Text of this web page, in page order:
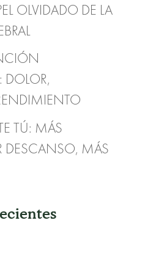
OLVIDADO DE LA
DOLOR,
TÚ: MÁS
DESCANSO, MÁS